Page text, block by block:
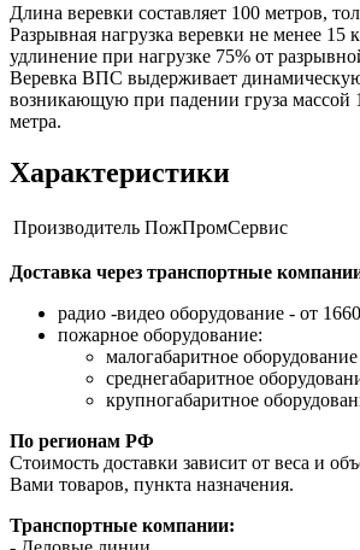
Длина веревки составляет 100 метров,
Разрывная нагрузка веревки не менее 15
удлинение при нагрузке 75% от
Веревка ВПС выдерживает динамическую
возникающую при падении груза массой
метра.
Характеристики
Производитель ПожПромСервис
Доставка через транспортные
радио -видео оборудование - от
пожарное оборудование:
малогабаритное
среднегабаритное
крупногабаритное
По регионам РФ
Стоимость доставки зависит от веса и
Вами товаров, пункта назначения.
Транспортные компании: